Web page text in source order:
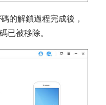
的解鎖過程完成後，
已被移除。